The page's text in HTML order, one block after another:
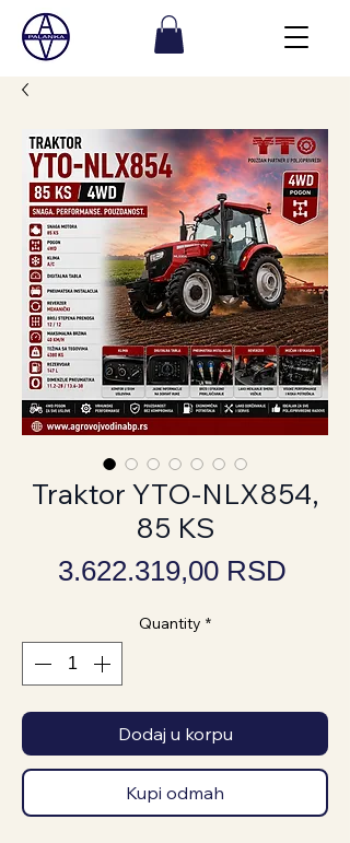
Traktor YTO-NLX854,
85 KS
3.622.319,00 RSD
Quantity *
Dodaj u korpu
Kupi odmah